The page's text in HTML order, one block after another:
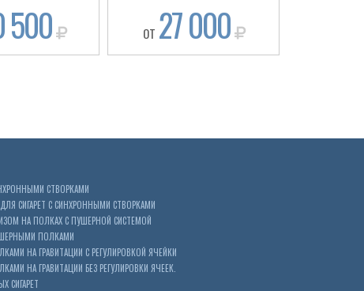
500 ОТ 27 000
СТВОРКАМИ
СИГАРЕТ С СИНХРОННЫМИ СТВОРКАМИ
НА ПОЛКАХ С ПУШЕРНОЙ СИСТЕМОЙ
ПОЛКАМИ
НА ГРАВИТАЦИИ С РЕГУЛИРОВКОЙ ЯЧЕЙКИ
НА ГРАВИТАЦИИ БЕЗ РЕГУЛИРОВКИ ЯЧЕЕК.
СИГАРЕТ